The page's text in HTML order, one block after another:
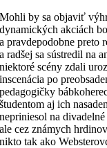
Mohli by sa objaviť
dynamických akciách
a pravdepodobne preto
a radšej sa sústredil na
niektoré scény zdali
inscenácia po
pedagogičky
študentom aj ich
nepriniesol na
ale cez známych
nikto tak ako